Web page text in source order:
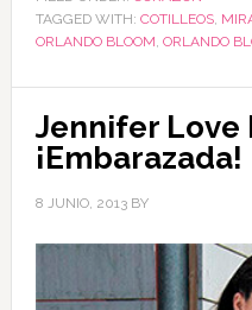
TAGGED WITH: COTILLEOS,
ORLANDO BLOOM, ORLANDO
Jennifer Love
¡Embarazada!
8 JUNIO, 2013BY